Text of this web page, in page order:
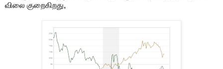
விலை குறைகிறது,